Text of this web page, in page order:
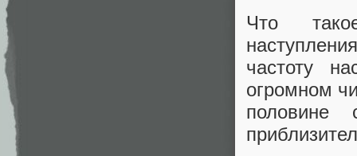
Что
частоту
огромном
половине